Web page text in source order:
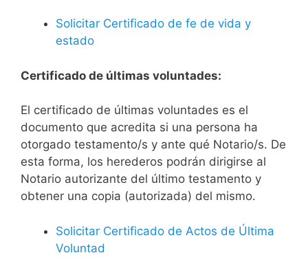
Solicitar Certificado de fe de vida y
estado
Certificado de últimas voluntades:
El certificado de últimas voluntades es el
documento que acredita si una persona ha
otorgado testamento/s y ante qué Notario/s. De
esta forma, los herederos podrán dirigirse al
Notario autorizante del último testamento y
obtener una copia (autorizada) del mismo.
Solicitar Certificado de Actos de Última
Voluntad